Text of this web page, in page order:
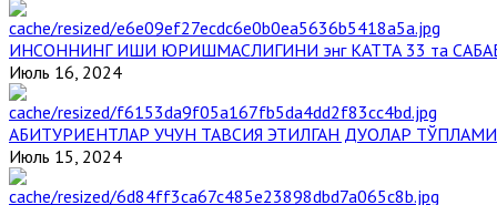
ИНСОННИНГ ИШИ ЮРИШМАСЛИГИНИ энг КАТТА 33 та
Июль 16, 2024
АБИТУРИЕНТЛАР УЧУН ТАВСИЯ ЭТИЛГАН ДУОЛАР ТЎПЛАМИ
Июль 15, 2024